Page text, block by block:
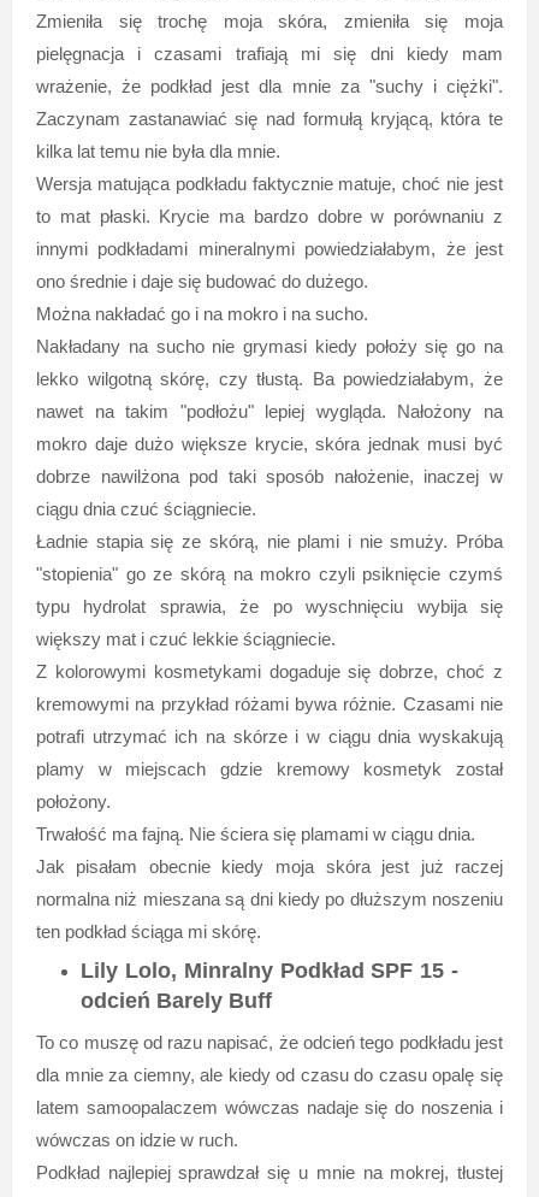
Zmieniła się trochę moja skóra, zmieniła się moja
pielęgnacja i czasami trafiają mi się dni kiedy mam
wrażenie, że podkład jest dla mnie za "suchy i ciężki".
Zaczynam zastanawiać się nad formułą kryjącą, która te
kilka lat temu nie była dla mnie.
Wersja matująca podkładu faktycznie matuje, choć nie jest
to mat płaski. Krycie ma bardzo dobre w porównaniu z
innymi podkładami mineralnymi powiedziałabym, że jest
ono średnie i daje się budować do dużego.
Można nakładać go i na mokro i na sucho.
Nakładany na sucho nie grymasi kiedy położy się go na
lekko wilgotną skórę, czy tłustą. Ba powiedziałabym, że
nawet na takim "podłożu" lepiej wygląda. Nałożony na
mokro daje dużo większe krycie, skóra jednak musi być
dobrze nawilżona pod taki sposób nałożenie, inaczej w
ciągu dnia czuć ściągniecie.
Ładnie stapia się ze skórą, nie plami i nie smuży. Próba
"stopienia" go ze skórą na mokro czyli psiknięcie czymś
typu hydrolat sprawia, że po wyschnięciu wybija się
większy mat i czuć lekkie ściągniecie.
Z kolorowymi kosmetykami dogaduje się dobrze, choć z
kremowymi na przykład różami bywa różnie. Czasami nie
potrafi utrzymać ich na skórze i w ciągu dnia wyskakują
plamy w miejscach gdzie kremowy kosmetyk został
położony.
Trwałość ma fajną. Nie ściera się plamami w ciągu dnia.
Jak pisałam obecnie kiedy moja skóra jest już raczej
normalna niż mieszana są dni kiedy po dłuższym noszeniu
ten podkład ściąga mi skórę.
Lily Lolo, Minralny Podkład SPF 15 -
odcień Barely Buff
To co muszę od razu napisać, że odcień tego podkładu jest
dla mnie za ciemny, ale kiedy od czasu do czasu opalę się
latem samoopalaczem wówczas nadaje się do noszenia i
wówczas on idzie w ruch.
Podkład najlepiej sprawdzał się u mnie na mokrej, tłustej